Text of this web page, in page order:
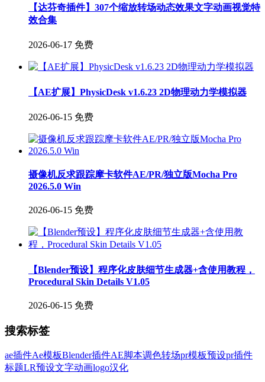
【达芬奇插件】307个缩放转场动态效果文字动画视觉特
效合集
2026-06-17 免费
【AE扩展】PhysicDesk v1.6.23 2D物理动力学模拟器
2026-06-15 免费
摄像机反求跟踪摩卡软件AE/PR/独立版Mocha Pro
2026.5.0 Win
2026-06-15 免费
【Blender预设】程序化皮肤细节生成器+含使用教程，
Procedural Skin Details V1.05
2026-06-15 免费
搜索标签
ae插件Ae模板Blender插件AE脚本调色转场pr模板预设pr插件
标题LR预设文字动画logo汉化